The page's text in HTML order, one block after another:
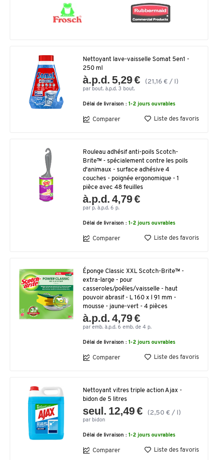
Nettoyant lave-vaisselle Somat 5en1 -
250 ml
à.p.d. 5,29 € (21,16 € / l)
par bout. à.p.d. 3 bout.
Délai de livraison : 1-2 jours ouvrables
Comparer Liste des favoris
Rouleau adhésif anti-poils Scotch-
Brite™ - spécialement contre les poils
d'animaux - surface adhésive 4
couches - poignée ergonomique - 1
pièce avec 48 feuilles
à.p.d. 4,79 €
par p. à.p.d. 6 p.
Délai de livraison : 1-2 jours ouvrables
Comparer Liste des favoris
Éponge Classic XXL Scotch-Brite™ -
extra-large - pour
casseroles/poêles/vaisselle - haut
pouvoir abrasif - L 160 x l 91 mm -
mousse - jaune-vert - 4 pièces
à.p.d. 4,79 €
par emb. à.p.d. 6 emb. de 4 p.
Délai de livraison : 1-2 jours ouvrables
Comparer Liste des favoris
Nettoyant vitres triple action Ajax -
bidon de 5 litres
seul. 12,49 € (2,50 € / l)
par bidon
Délai de livraison : 1-2 jours ouvrables
Comparer Liste des favoris